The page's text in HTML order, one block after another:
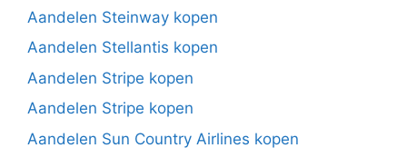
Aandelen Steinway kopen
Aandelen Stellantis kopen
Aandelen Stripe kopen
Aandelen Stripe kopen
Aandelen Sun Country Airlines kopen